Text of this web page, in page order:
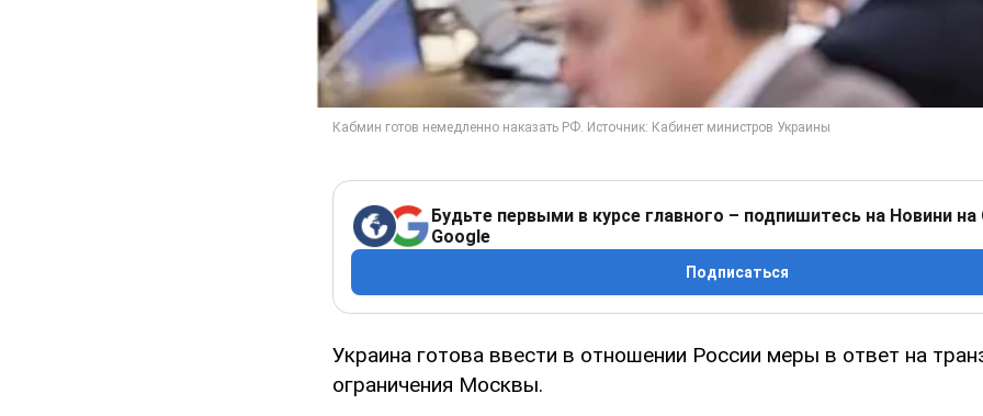
Будьте первыми в курсе главного – подпишитесь на Новини на
Google
Подписаться
Украина готова ввести в отношении России меры в ответ на
ограничения Москвы.